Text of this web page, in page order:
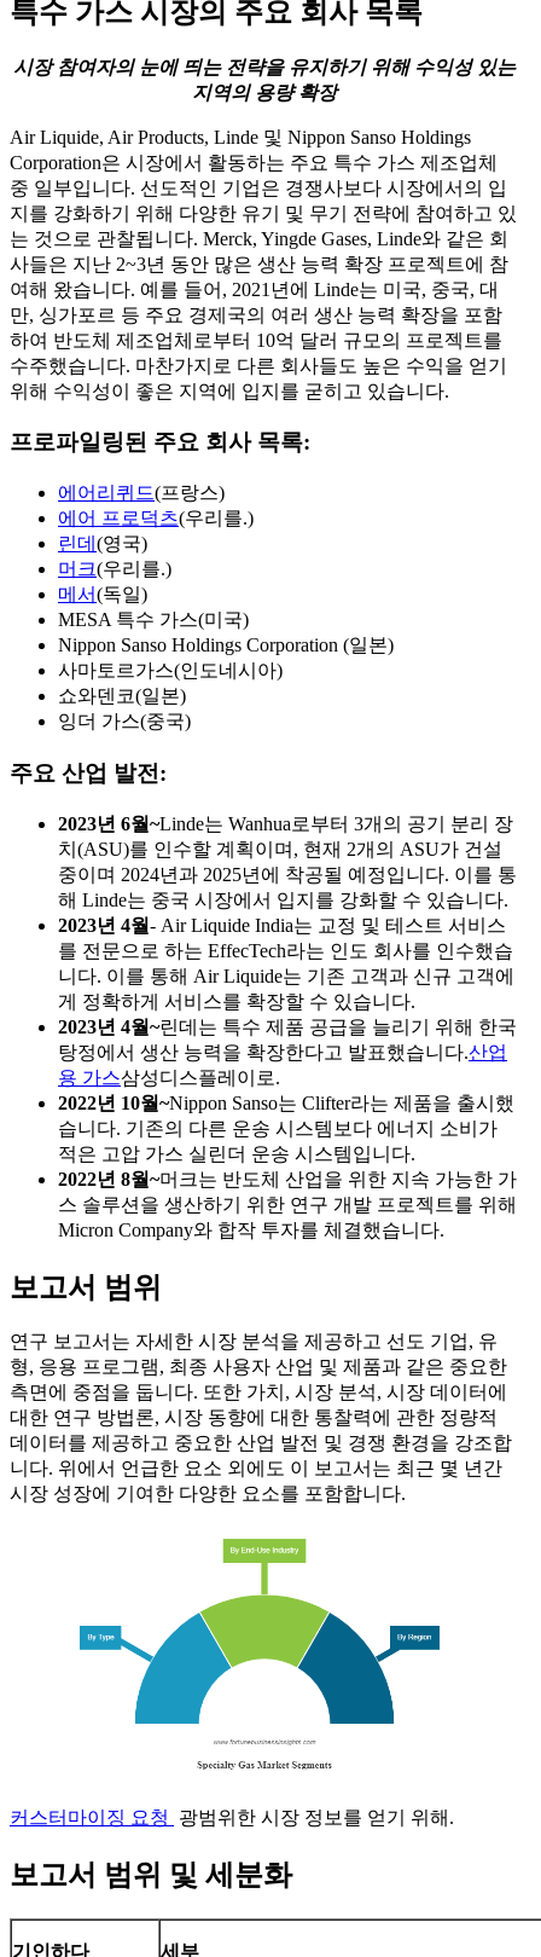
특수 가스 시장의 주요 회사 목록
시장 참여자의 눈에 띄는 전략을 유지하기 위해 수익성 있는
지역의 용량 확장
Air Liquide, Air Products, Linde 및 Nippon Sanso Holdings
Corporation은 시장에서 활동하는 주요 특수 가스 제조업체
중 일부입니다. 선도적인 기업은 경쟁사보다 시장에서의 입
지를 강화하기 위해 다양한 유기 및 무기 전략에 참여하고 있
는 것으로 관찰됩니다. Merck, Yingde Gases, Linde와 같은 회
사들은 지난 2~3년 동안 많은 생산 능력 확장 프로젝트에 참
여해 왔습니다. 예를 들어, 2021년에 Linde는 미국, 중국, 대
만, 싱가포르 등 주요 경제국의 여러 생산 능력 확장을 포함
하여 반도체 제조업체로부터 10억 달러 규모의 프로젝트를
수주했습니다. 마찬가지로 다른 회사들도 높은 수익을 얻기
위해 수익성이 좋은 지역에 입지를 굳히고 있습니다.
프로파일링된 주요 회사 목록:
에어리퀴드(프랑스)
에어 프로덕츠(우리를.)
린데 (영국)
머크(우리를.)
메서(독일)
MESA 특수 가스(미국)
Nippon Sanso Holdings Corporation (일본)
사마토르가스(인도네시아)
쇼와덴코(일본)
잉더 가스(중국)
주요 산업 발전:
2023년 6월~Linde는 Wanhua로부터 3개의 공기 분리 장
치(ASU)를 인수할 계획이며, 현재 2개의 ASU가 건설
중이며 2024년과 2025년에 착공될 예정입니다. 이를 통
해 Linde는 중국 시장에서 입지를 강화할 수 있습니다.
2023년 4월- Air Liquide India는 교정 및 테스트 서비스
를 전문으로 하는 EffecTech라는 인도 회사를 인수했습
니다. 이를 통해 Air Liquide는 기존 고객과 신규 고객에
게 정확하게 서비스를 확장할 수 있습니다.
2023년 4월~린데는 특수 제품 공급을 늘리기 위해 한국
탕정에서 생산 능력을 확장한다고 발표했습니다.산업
용 가스삼성디스플레이로.
2022년 10월~Nippon Sanso는 Clifter라는 제품을 출시했
습니다. 기존의 다른 운송 시스템보다 에너지 소비가
적은 고압 가스 실린더 운송 시스템입니다.
2022년 8월~머크는 반도체 산업을 위한 지속 가능한 가
스 솔루션을 생산하기 위한 연구 개발 프로젝트를 위해
Micron Company와 합작 투자를 체결했습니다.
보고서 범위
연구 보고서는 자세한 시장 분석을 제공하고 선도 기업, 유
형, 응용 프로그램, 최종 사용자 산업 및 제품과 같은 중요한
측면에 중점을 둡니다. 또한 가치, 시장 분석, 시장 데이터에
대한 연구 방법론, 시장 동향에 대한 통찰력에 관한 정량적
데이터를 제공하고 중요한 산업 발전 및 경쟁 환경을 강조합
니다. 위에서 언급한 요소 외에도 이 보고서는 최근 몇 년간
시장 성장에 기여한 다양한 요소를 포함합니다.
커스터마이징 요청 광범위한 시장 정보를 얻기 위해.
보고서 범위 및 세분화
기인하다 세부